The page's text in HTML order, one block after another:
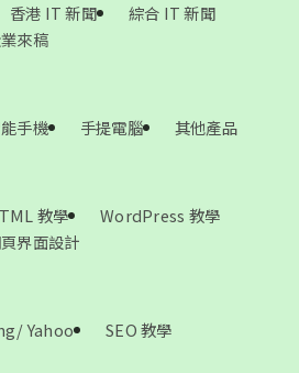
香港 IT 新聞
綜合 IT 新聞
來稿
手機 手提電腦 其他產品
教學
WordPress 教學
界面設計
Yahoo SEO 教學